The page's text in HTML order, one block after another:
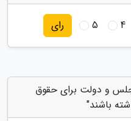
4
5 رای
و دولت برای حقوق
باشند"